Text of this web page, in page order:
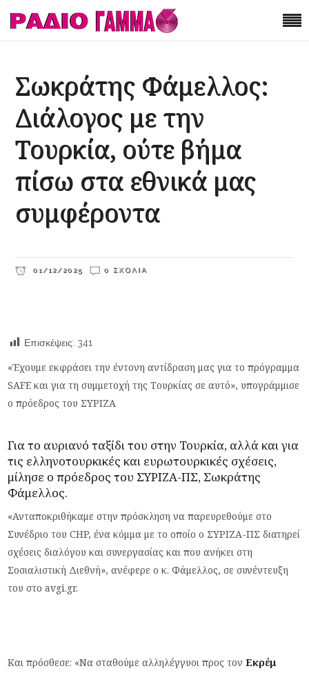
Σωκράτης Φάμελλος:
Διάλογος με την
Τουρκία, ούτε βήμα
πίσω στα εθνικά μας
συμφέροντα
01/12/2025 0 ΣΧΌΛΙΑ
Επισκέψεις: 341
«Έχουμε εκφράσει την έντονη αντίδραση μας για το πρόγραμμα
SAFE και για τη συμμετοχή της Τουρκίας σε αυτό», υπογράμμισε
ο πρόεδρος του ΣΥΡΙΖΑ
Για το αυριανό ταξίδι του στην Τουρκία, αλλά και για
τις ελληνοτουρκικές και ευρωτουρκικές σχέσεις,
μίλησε ο πρόεδρος του ΣΥΡΙΖΑ-ΠΣ, Σωκράτης
Φάμελλος.
«Ανταποκριθήκαμε στην πρόσκληση να παρευρεθούμε στο
Συνέδριο του CHP, ένα κόμμα με το οποίο ο ΣΥΡΙΖΑ-ΠΣ διατηρεί
σχέσεις διαλόγου και συνεργασίας και που ανήκει στη
Σοσιαλιστική Διεθνή», ανέφερε ο κ. Φάμελλος, σε συνέντευξη
του στο avgi.gr.
Και πρόσθεσε: «Να σταθούμε αλληλέγγυοι προς τονΕκρέμ